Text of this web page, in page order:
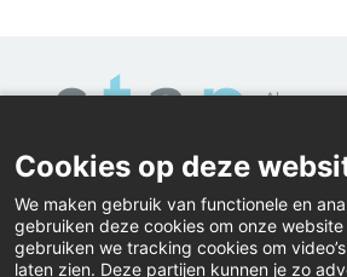
Home
Contact
Cookies op deze
We maken gebruik van functionele en
gebruiken deze cookies om onze
gebruiken we tracking cookies om
laten zien. Deze partijen kunnen je zo